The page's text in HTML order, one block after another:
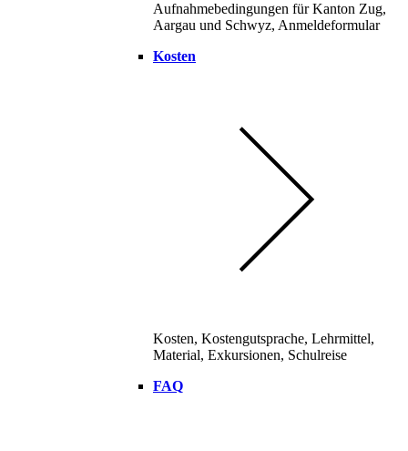
Aufnahmebedingungen für Kanton Zug,
Aargau und Schwyz, Anmeldeformular
Kosten
Kosten, Kostengutsprache, Lehrmittel,
Material, Exkursionen, Schulreise
FAQ